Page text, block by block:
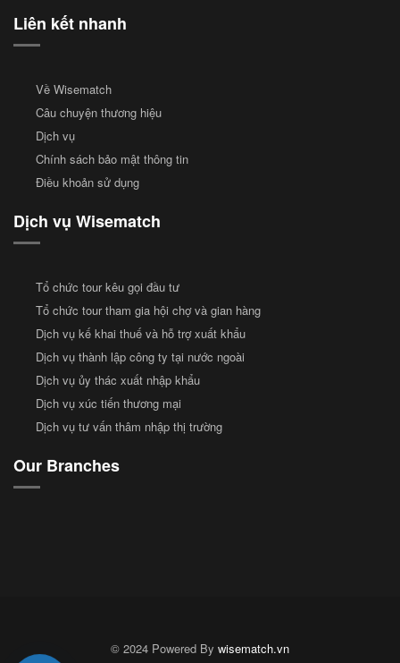
Liên kết nhanh
Về Wisematch
Câu chuyện thương hiệu
Dịch vụ
Chính sách bảo mật thông tin
Điều khoản sử dụng
Dịch vụ Wisematch
Tổ chức tour kêu gọi đầu tư
Tổ chức tour tham gia hội chợ và gian hàng
Dịch vụ kế khai thuế và hỗ trợ xuất khẩu
Dịch vụ thành lập công ty tại nước ngoài
Dịch vụ ủy thác xuất nhập khẩu
Dịch vụ xúc tiến thương mại
Dịch vụ tư vấn thâm nhập thị trường
Our Branches
© 2024 Powered By wisematch.vn